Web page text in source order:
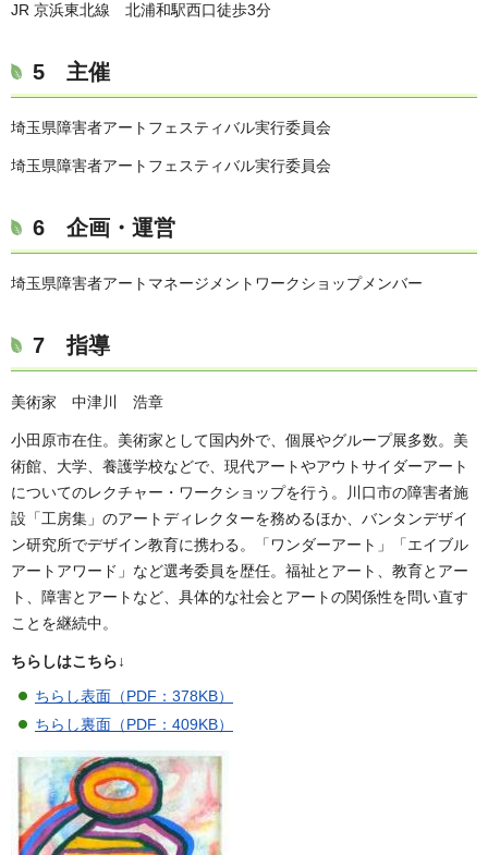
JR 京浜東北線 北浦和駅西口徒歩3分
5 主催
埼玉県障害者アートフェスティバル実行委員会
埼玉県障害者アートフェスティバル実行委員会
6 企画・運営
埼玉県障害者アートマネージメントワークショップメンバー
7 指導
美術家 中津川 浩章
小田原市在住。美術家として国内外で、個展やグループ展多数。美
術館、大学、養護学校などで、現代アートやアウトサイダーアート
についてのレクチャー・ワークショップを行う。川口市の障害者施
設「工房集」のアートディレクターを務めるほか、バンタンデザイ
ン研究所でデザイン教育に携わる。「ワンダーアート」「エイブル
アートアワード」など選考委員を歴任。福祉とアート、教育とアー
ト、障害とアートなど、具体的な社会とアートの関係性を問い直す
ことを継続中。
ちらしはこちら↓
ちらし表面（PDF：378KB）
ちらし裏面（PDF：409KB）